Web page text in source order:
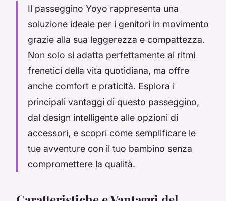
Il passeggino Yoyo rappresenta una
soluzione ideale per i genitori in movimento
grazie alla sua leggerezza e compattezza.
Non solo si adatta perfettamente ai ritmi
frenetici della vita quotidiana, ma offre
anche comfort e praticità. Esplora i
principali vantaggi di questo passeggino,
dal design intelligente alle opzioni di
accessori, e scopri come semplificare le
tue avventure con il tuo bambino senza
compromettere la qualità.